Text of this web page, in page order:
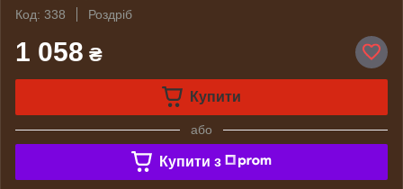
Код: 338
Роздріб
1 058 ₴
Купити
або
Купити з